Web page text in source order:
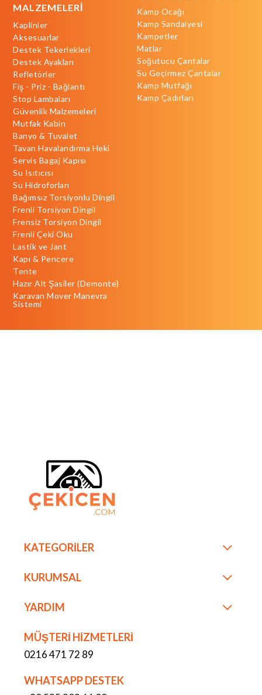
MALZEMELERİ
Kaplinler
Aksesuarlar
Destek Tekerlekleri
Destek Ayakları
Refletörler
Fiş - Priz - Bağlantı
Stop Lambaları
Güvenlik Malzemeleri
Mutfak Kabin
Banyo & Tuvalet
Tavan Havalandırma Heki
Servis Bagaj Kapısı
Su Isıtıcısı
Su Hidroforları
Bağımsız Torsiyonlu Dingil
Frenli Torsiyon Dingil
Frensiz Torsiyon Dingil
Frenli Çeki Oku
Lastik ve Jant
Kapı & Pencere
Tente
Hazır Alt Şasiler (Demonte)
Karavan Mover Manevra
Sistemi
Kamp Ocağı
Kamp Sandalyesi
Kampetler
Matlar
Soğutucu Çantalar
Su Geçirmez Çantalar
Kamp Mutfağı
Kamp Çadırları
KATEGORİLER
KURUMSAL
YARDIM
MÜŞTERİ HİZMETLERİ
0216 471 72 89
WHATSAPP DESTEK